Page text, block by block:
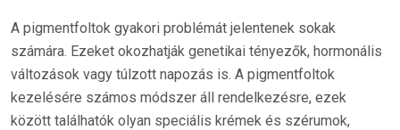
A pigmentfoltok gyakori problémát jelentenek sokak
számára. Ezeket okozhatják genetikai tényezők, hormonális
változások vagy túlzott napozás is. A pigmentfoltok
kezelésére számos módszer áll rendelkezésre, ezek
között találhatók olyan speciális krémek és szérumok,